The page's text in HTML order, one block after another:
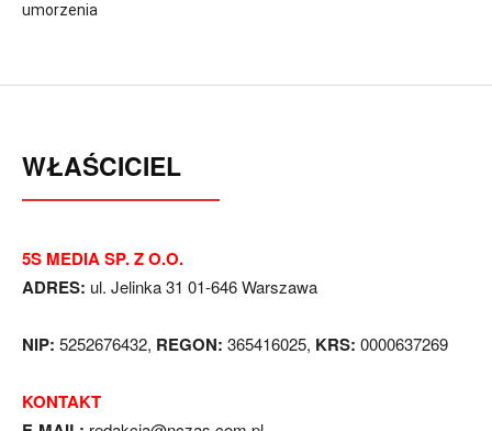
umorzenia
WŁAŚCICIEL
5S MEDIA SP. Z O.O.
ADRES: ul. Jelinka 31 01-646 Warszawa
NIP: 5252676432, REGON: 365416025, KRS: 0000637269
KONTAKT